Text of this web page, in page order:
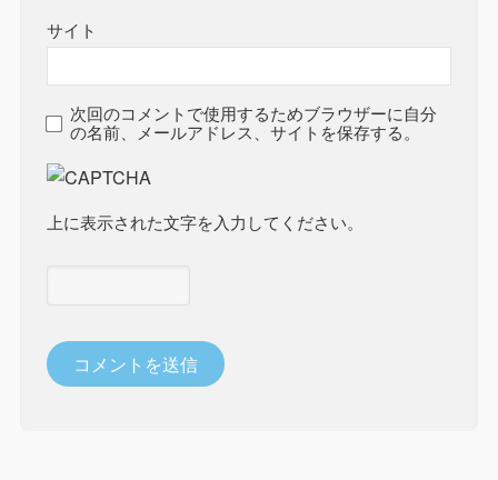
サイト
次回のコメントで使用するためブラウザーに自分
の名前、メールアドレス、サイトを保存する。
上に表示された文字を入力してください。